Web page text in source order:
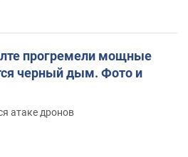
прогремели мощные
черный дым. Фото и
атаке дронов